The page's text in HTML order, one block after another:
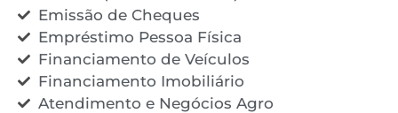
Emissão de Cheques
Empréstimo Pessoa Física
Financiamento de Veículos
Financiamento Imobiliário
Atendimento e Negócios Agro